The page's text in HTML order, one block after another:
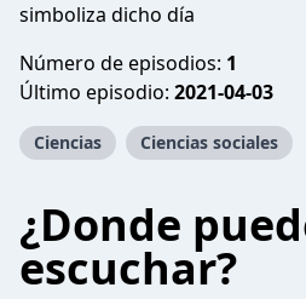
simboliza dicho día
Número de episodios: 1
Último episodio: 2021-04-03
Ciencias Ciencias sociales
¿Donde
escuchar?